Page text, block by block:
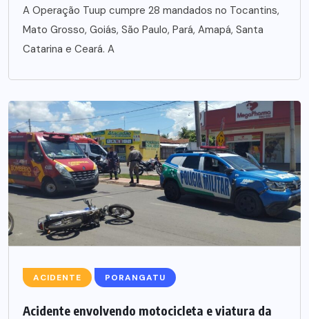
A Operação Tuup cumpre 28 mandados no Tocantins,
Mato Grosso, Goiás, São Paulo, Pará, Amapá, Santa
Catarina e Ceará. A
ACIDENTE PORANGATU
Acidente envolvendo motocicleta e viatura da